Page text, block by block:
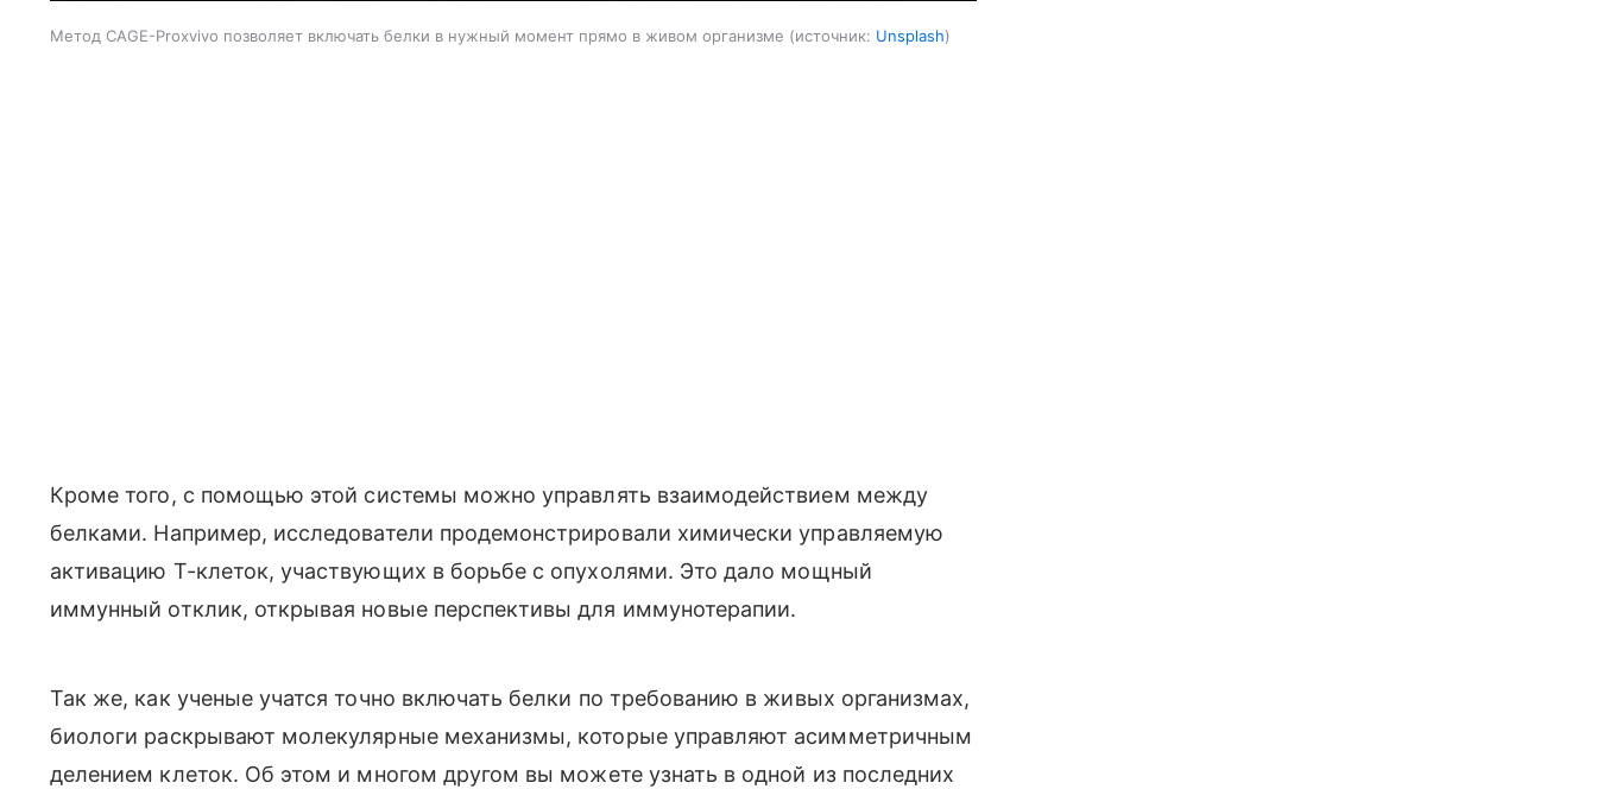
Метод CAGE-Proxvivo позволяет включать белки в нужный момент прямо в живом организме источник: Unsplash
Кроме того, с помощью этой системы можно управлять взаимодействием между
белками. Например, исследователи продемонстрировали химически управляемую
активацию Т-клеток, участвующих в борьбе с опухолями. Это дало мощный
иммунный отклик, открывая новые перспективы для иммунотерапии.
Так же, как ученые учатся точно включать белки по требованию в живых организмах,
биологи раскрывают молекулярные механизмы, которые управляют асимметричным
делением клеток. Об этом и многом другом вы можете узнать в одной из последних